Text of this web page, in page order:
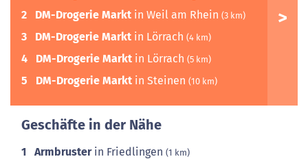
2 DM-Drogerie Markt in Weil am Rhein (3 km)
3 DM-Drogerie Markt in Lörrach (4 km)
4 DM-Drogerie Markt in Lörrach (5 km)
5 DM-Drogerie Markt in Steinen (10 km)
Geschäfte in der Nähe
1 Armbrusterin Friedlingen (1 km)